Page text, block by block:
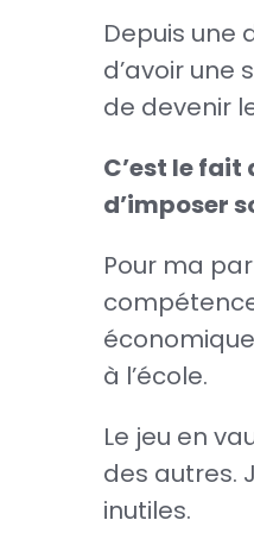
Depuis une
d’avoir
de devenir
C’est le
d’imposer
Pour ma
à l’école.
Le jeu en
des autres.
inutiles.